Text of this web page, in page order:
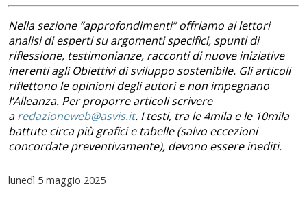
Nella sezione “approfondimenti” offriamo ai lettori
analisi di esperti su argomenti specifici, spunti di
riflessione, testimonianze, racconti di nuove iniziative
inerenti agli Obiettivi di sviluppo sostenibile. Gli articoli
riflettono le opinioni degli autori e non impegnano
l’Alleanza. Per proporre articoli scrivere
aredazioneweb@asvis.it. I testi, tra le 4mila e le 10mila
battute circa più grafici e tabelle (salvo eccezioni
concordate preventivamente), devono essere inediti.
lunedì 5 maggio 2025